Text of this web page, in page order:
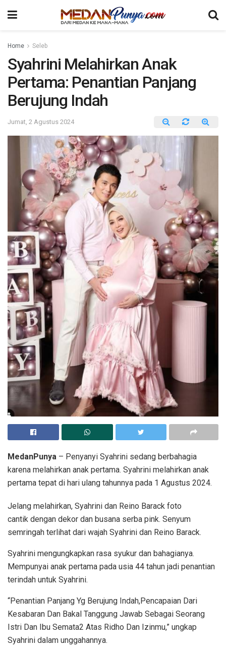
Home Seleb
Syahrini Melahirkan Anak
Pertama: Penantian Panjang
Berujung Indah
Jumat, 2 Agustus 2024
MedanPunya – Penyanyi Syahrini sedang berbahagia
karena melahirkan anak pertama. Syahrini melahirkan anak
pertama tepat di hari ulang tahunnya pada 1 Agustus 2024.
Jelang melahirkan, Syahrini dan Reino Barack foto
cantik dengan dekor dan busana serba pink. Senyum
semringah terlihat dari wajah Syahrini dan Reino Barack.
Syahrini mengungkapkan rasa syukur dan bahagianya.
Mempunyai anak pertama pada usia 44 tahun jadi penantian
terindah untuk Syahrini.
“Penantian Panjang Yg Berujung Indah,Pencapaian Dari
Kesabaran Dan Bakal Tanggung Jawab Sebagai Seorang
Istri Dan Ibu Semata2 Atas Ridho Dan Izinmu,” ungkap
Syahrini dalam unggahannya.